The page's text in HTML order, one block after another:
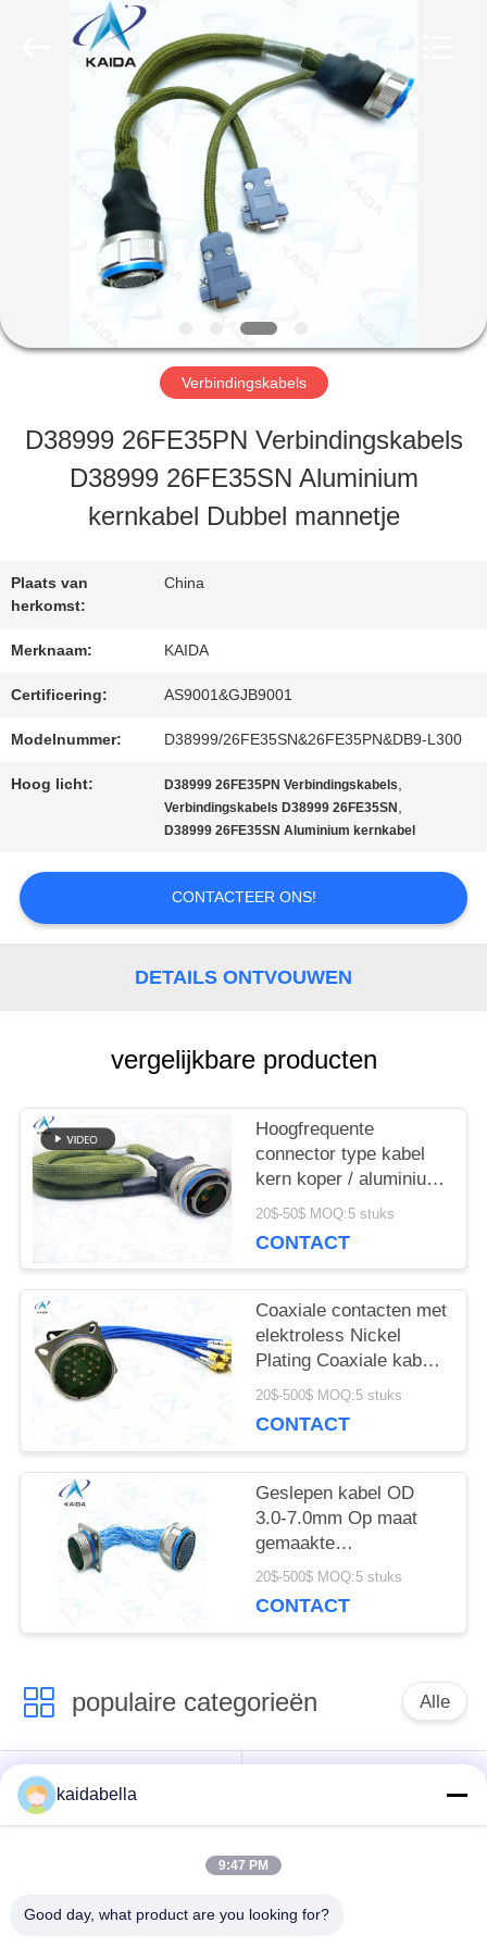
PRODUCTEN
ONS
FABRIEKSTOCHT
KWALITEITSCONTROLE
GEVALLEN
SITEMAP
PRIVACYBELEID
Verbindingskabels
D38999 26FE35PN Verbindingskabels
D38999 26FE35SN Aluminium
kernkabel Dubbel mannetje
Plaats van
herkomst:
China
Merknaam: KAIDA
Certificering: AS9001&GJB9001
Modelnummer: D38999/26FE35SN&26FE35PN&DB9-L300
Hoog licht: D38999 26FE35PN Verbindingskabels,
Verbindingskabels D38999 26FE35SN ,
D38999 26FE35SN Aluminium kernkabel
CONTACTEER ONS!
DETAILS ONTVOUWEN
vergelijkbare producten
Hoogfrequente
connector type kabel
kern koper / aluminium
voor topoplossingen
kabel
20$-50$ MOQ:5 stuks
CONTACT
Coaxiale contacten met
elektroless Nickel
Plating Coaxiale kabel
met SMJ-afsluiting
SMJ
20$-500$ MOQ:5 stuks
CONTACT
Geslepen kabel OD
3.0-7.0mm Op maat
gemaakte
D38999/
20$-500$ MOQ:5 stuks
CONTACT
populaire categorieën Alle
Voor de toepassing
van deze verordening
geldt de volgende
MIL-DTL-26482 Serie
Circulaire elektrische
MIL-DTL-83513
kaidabella
9:47 PM
Good day, what product are you looking for?